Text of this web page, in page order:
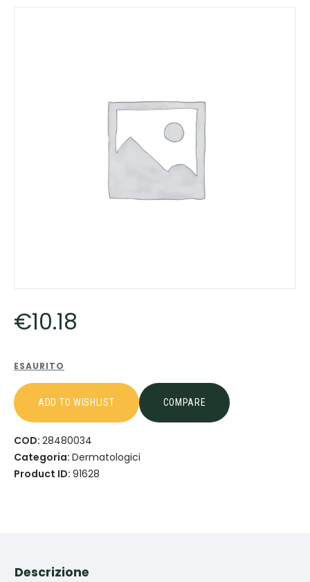
€10.18
ESAURITO
ADD TO WISHLIST COMPARE
COD: 28480034
Categoria: Dermatologici
Product ID: 91628
Descrizione